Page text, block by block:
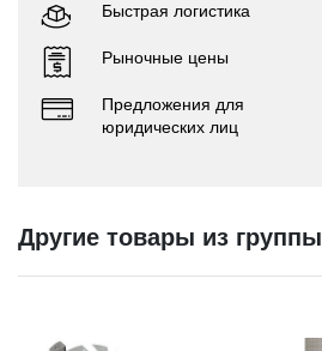
Быстрая логистика
Рыночные цены
Предложения для
юридических лиц
Другие товары из группы